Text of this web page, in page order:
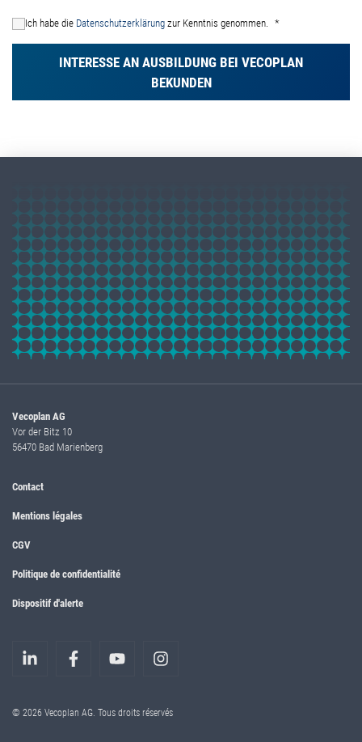
Ich habe die Datenschutzerklärung zur Kenntnis genommen.
INTERESSE AN AUSBILDUNG BEI VECOPLAN
BEKUNDEN
Vecoplan AG
Vor der Bitz 10
56470 Bad Marienberg
Contact
Mentions légales
CGV
Politique de confidentialité
Dispositif d'alerte
© 2026 Vecoplan AG. Tous droits réservés